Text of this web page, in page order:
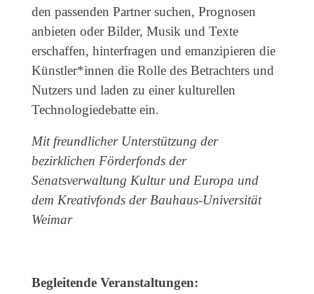
den passenden Partner suchen, Prognosen
anbieten oder Bilder, Musik und Texte
erschaffen, hinterfragen und emanzipieren die
Künstler*innen die Rolle des Betrachters und
Nutzers und laden zu einer kulturellen
Technologiedebatte ein.
Mit freundlicher Unterstützung der
bezirklichen Förderfonds der
Senatsverwaltung Kultur und Europa und
dem Kreativfonds der Bauhaus-Universität
Weimar
Begleitende Veranstaltungen: